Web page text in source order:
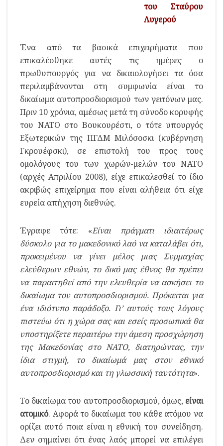
του Σταύρου
Λυγερού
Ένα από τα βασικά επιχειρήματα που
επικαλέσθηκε αυτές τις ημέρες ο
πρωθυπουργός για να δικαιολογήσει τα όσα
περιλαμβάνονται στη συμφωνία είναι το
δικαίωμα αυτοπροσδιορισμού των γειτόνων μας.
Πριν 10 χρόνια, αμέσως μετά τη σύνοδο κορυφής
του ΝΑΤΟ στο Βουκουρέστι, ο τότε υπουργός
Εξωτερικών της ΠΓΔΜ Μιλόσοσκι (κυβέρνηση
Γκρουέφσκι), σε επιστολή του προς τους
ομολόγους του των χωρών-μελών του ΝΑΤΟ
(αρχές Απριλίου 2008), είχε επικαλεσθεί το ίδιο
ακριβώς επιχείρημα που είναι αλήθεια ότι είχε
ευρεία απήχηση διεθνώς.
Έγραφε τότε: «Είναι πράγματι ιδιαιτέρως
δύσκολο για το μακεδονικό λαό να καταλάβει ότι,
προκειμένου να γίνει μέλος μιας Συμμαχίας
ελεύθερων εθνών, το δικό μας έθνος θα πρέπει
να παραιτηθεί από την ελευθερία να ασκήσει το
δικαίωμα του αυτοπροσδιορισμού. Πρόκειται για
ένα ιδιότυπο παράδοξο. Γι’ αυτούς τους λόγους
πιστεύω ότι η χώρα σας και εσείς προσωπικά θα
υποστηρίξετε περαιτέρω την άμεση προσχώρηση
της Μακεδονίας στο ΝΑΤΟ, διατηρώντας, την
ίδια στιγμή, το δικαίωμά μας στον εθνικό
αυτοπροσδιορισμό και τη γλωσσική ταυτότητα».
Το δικαίωμα του αυτοπροσδιορισμού, όμως, είναι
ατομικό. Αφορά το δικαίωμα του κάθε ατόμου να
ορίζει αυτό ποια είναι η εθνική του συνείδηση.
Δεν σημαίνει ότι ένας λαός μπορεί να επιλέγει